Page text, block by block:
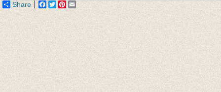
Share Facebook
TwitterPinterest